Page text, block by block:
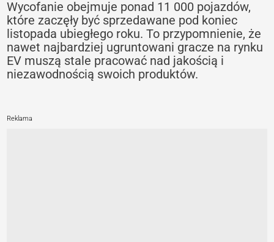
Wycofanie obejmuje ponad 11 000 pojazdów,
które zaczęły być sprzedawane pod koniec
listopada ubiegłego roku. To przypomnienie, że
nawet najbardziej ugruntowani gracze na rynku
EV muszą stale pracować nad jakością i
niezawodnością swoich produktów.
Reklama